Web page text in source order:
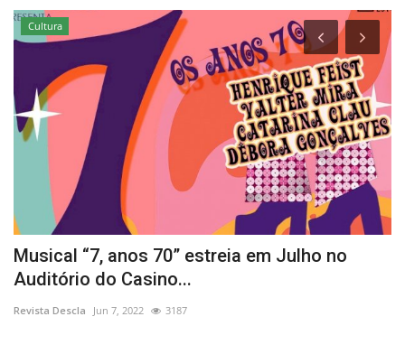
Cultura
Musical “7, anos 70” estreia em Julho no
Auditório do Casino...
Revista Descla Jun 7, 2022 3187